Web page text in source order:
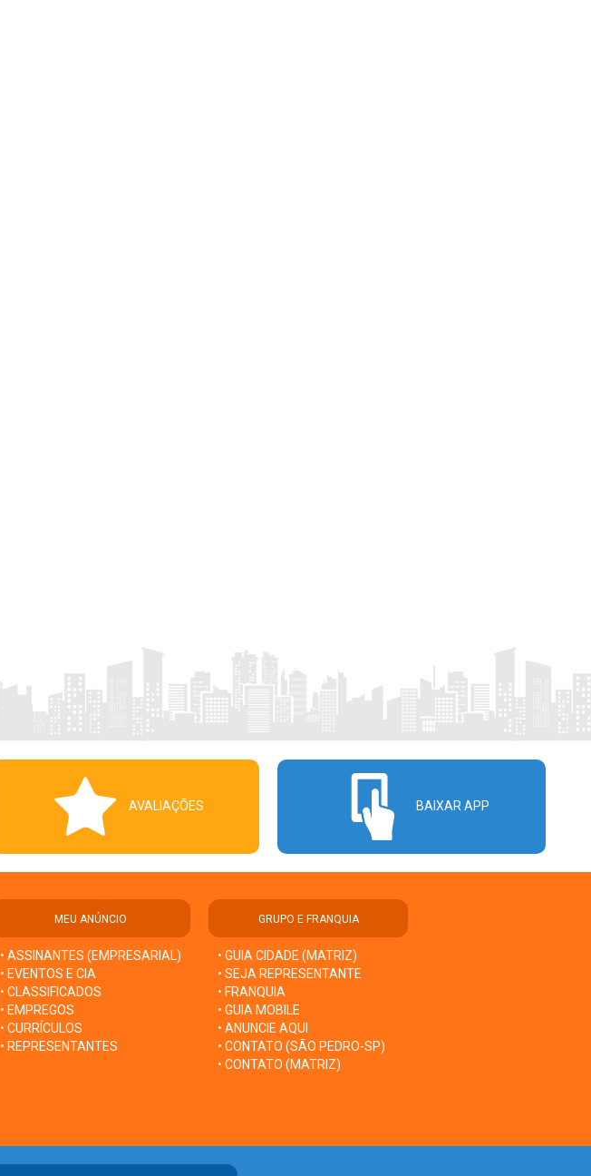
AVALIAÇÕES BAIXAR APP
MEU ANÚNCIO
• ASSINANTES (EMPRESARIAL)
• EVENTOS E CIA
• CLASSIFICADOS
• EMPREGOS
• CURRÍCULOS
• REPRESENTANTES
GRUPO E FRANQUIA
• GUIA CIDADE (MATRIZ)
• SEJA REPRESENTANTE
• FRANQUIA
• GUIA MOBILE
• ANUNCIE AQUI
• CONTATO (SÃO PEDRO-SP)
• CONTATO (MATRIZ)